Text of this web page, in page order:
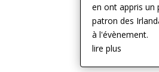
en ont appris un
patron des
à l'évènement.
lire plus